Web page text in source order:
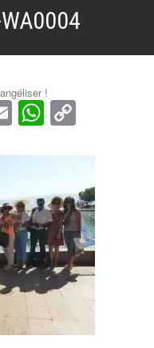
!
Email